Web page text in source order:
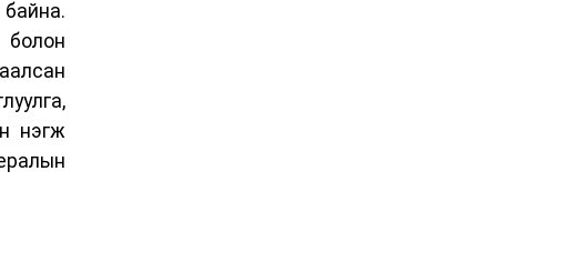
болон
нэгж